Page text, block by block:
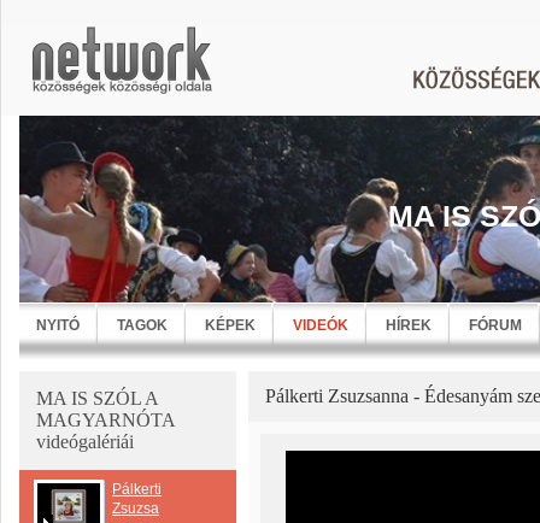
MA IS
NYITÓ TAGOK KÉPEK VIDEÓK HÍREK FÓRUM
MA IS SZÓL A
MAGYARNÓTA
videógalériái
Pálkerti
Zsuzsa
Pálkerti Zsuzsanna - Édesanyám